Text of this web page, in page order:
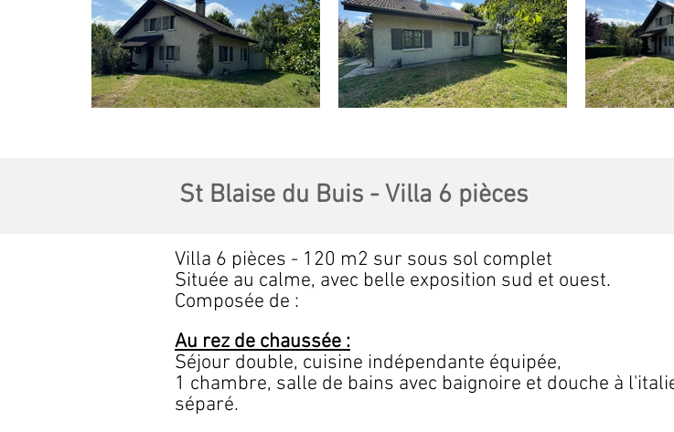
St Blaise du Buis - Villa 6 pièces
Villa 6 pièces - 120 m2 sur sous sol complet
Située au calme, avec belle exposition sud et ouest.
Composée de :
Au rez de chaussée :
Séjour double, cuisine indépendante équipée,
1 chambre, salle de bains avec baignoire et douche à
séparé.